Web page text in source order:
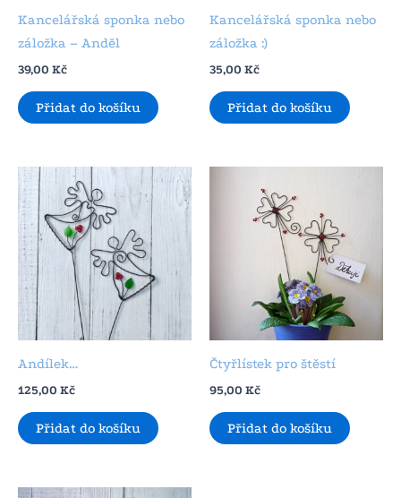
Kancelářská sponka nebo
záložka – Anděl
39,00 Kč
Přidat do košíku
Kancelářská sponka nebo
záložka :)
35,00 Kč
Přidat do košíku
Andílek…
125,00 Kč
Přidat do košíku
Čtyřlístek pro štěstí
95,00 Kč
Přidat do košíku